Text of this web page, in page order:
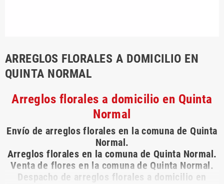
ARREGLOS FLORALES A DOMICILIO EN
QUINTA NORMAL
Arreglos florales a domicilio en Quinta
Normal
Envío de arreglos florales en la comuna de Quinta
Normal.
Arreglos florales en la comuna de Quinta Normal.
Venta de flores en la comuna de Quinta Normal.
Despacho de arreglos florales a domicilio en